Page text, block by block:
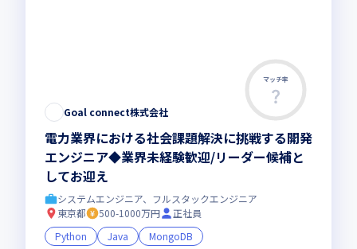
マッチ率
Goal connect株式会社
電力業界における社会課題解決に挑戦する開発
エンジニア◆業界未経験歓迎/リーダー候補と
してお迎え
システムエンジニア、フルスタックエンジニア
東京都
500-1000万円
正社員
Python
Java
MongoDB